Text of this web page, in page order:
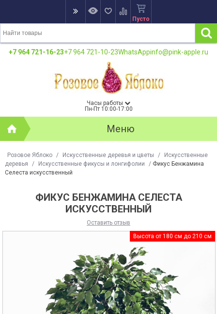
Пусто
+7 964 721-16-23+7 964 721-10-23WhatsAppinfo@pink-apple.ru
Часы работы
Пн-Пт 10:00-17:00
Меню
Розовое Яблоко / Искусственные деревья и цветы /
Искусственные
деревья
/ Искусственные фикусы и лонгифолии / Фикус Бенжамина
Селеста искусственный
ФИКУС БЕНЖАМИНА СЕЛЕСТА
ИСКУССТВЕННЫЙ
Оставить отзыв
Высота от 180 см до 210 см